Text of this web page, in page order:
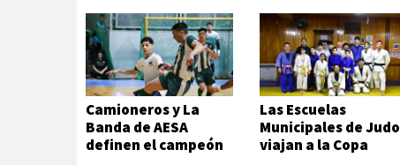
Camioneros y La
Banda de AESA
definen el campeón
Las Escuelas
Municipales de Judo
viajan a la Copa